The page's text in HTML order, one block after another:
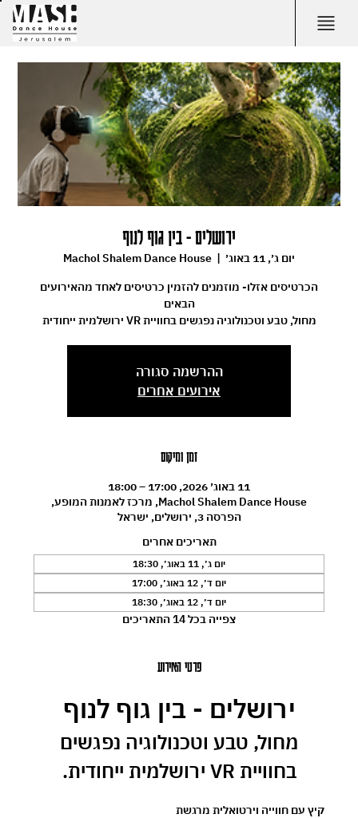
ירושלים - בין גוף לנוף
יום ג׳, 11 באוג׳
  |
Machol Shalem Dance House
הכרטיסים אזלו- מוזמנים להזמין כרטיסים לאחד מהאירועים
מחול, טבע וטכנולוגיה נפגשים בחוויית VR ירושלמית ייחודית
ההרשמה סגורה
אירועים אחרים
זמן ומיקום
11 באוג׳ 2026, 17:00 – 18:00
Machol Shalem Dance House, מרכז לאמנות המופע,
הפרסה 3, ירושלים, ישראל
תאריכים אחרים
יום ג׳, 11 באוג׳, 18:30
יום ד׳, 12 באוג׳, 17:00
יום ד׳, 12 באוג׳, 18:30
צפייה בכל 14 התאריכים
פרטי האירוע
ירושלים - בין גוף לנוף
מחול, טבע וטכנולוגיה נפגשים
בחוויית VR ירושלמית ייחודית.
קיץ עם חווייה וירטואלית מרגשת